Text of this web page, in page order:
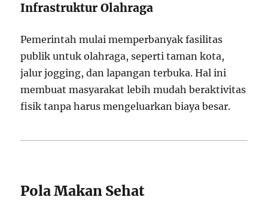
Infrastruktur Olahraga
Pemerintah mulai memperbanyak fasilitas
publik untuk olahraga, seperti taman kota,
jalur jogging, dan lapangan terbuka. Hal ini
membuat masyarakat lebih mudah beraktivitas
fisik tanpa harus mengeluarkan biaya besar.
Pola Makan Sehat